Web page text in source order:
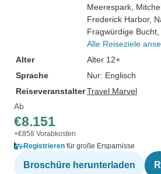
Meerespark ,
Frederick Harbor,
Fragwürdige Bucht
Alle Reiseziele
Alter
Alter 12+
Sprache
Nur: Englisch
ReiseveranstalterTravel Marvel
Ab
€8.151
+€858 Vorabkosten
Registrieren für große Ersparnisse
Broschüre herunterladen